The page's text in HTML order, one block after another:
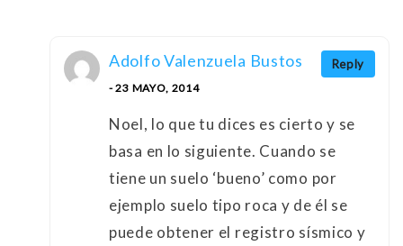
Reply
Adolfo Valenzuela Bustos
- 23 MAYO, 2014
Noel, lo que tu dices es cierto y se
basa en lo siguiente. Cuando se
tiene un suelo ‘bueno’ como por
ejemplo suelo tipo roca y de él se
puede obtener el registro sísmico y